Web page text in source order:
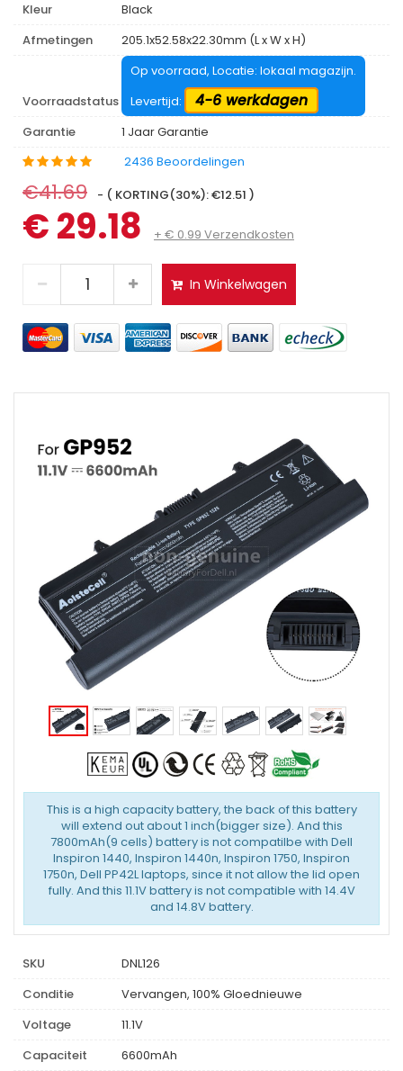
Kleur
Black
Afmetingen
205.1x52.58x22.30mm (L x W x H)
Voorraadstatus
Op voorraad, Locatie: lokaal magazijn.
Levertijd:
4-6 werkdagen
Garantie
1 Jaar Garantie
2436 Beoordelingen
€41.69 - ( KORTING(30%): €12.51 )
€ 29.18 + € 0.99 Verzendkosten
In Winkelwagen
This is a high capacity battery, the back of this battery
will extend out about 1 inch(bigger size). And this
7800mAh(9 cells) battery is not compatilbe with Dell
Inspiron 1440, Inspiron 1440n, Inspiron 1750, Inspiron
1750n, Dell PP42L laptops, since it not allow the lid open
fully. And this 11.1V battery is not compatible with 14.4V
and 14.8V battery.
SKU
DNL126
Conditie
Vervangen, 100% Gloednieuwe
Voltage
11.1V
Capaciteit
6600mAh